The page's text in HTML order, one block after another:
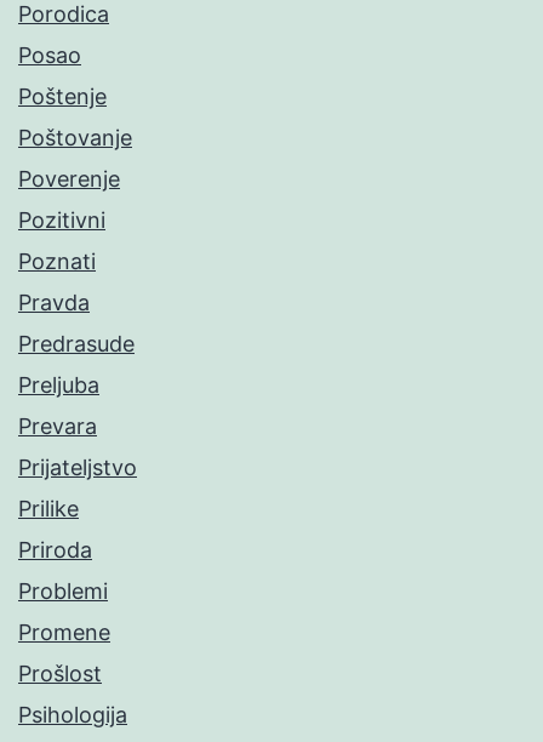
Porodica
Posao
Poštenje
Poštovanje
Poverenje
Pozitivni
Poznati
Pravda
Predrasude
Preljuba
Prevara
Prijateljstvo
Prilike
Priroda
Problemi
Promene
Prošlost
Psihologija